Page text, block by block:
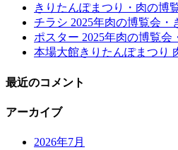
きりたんぽまつり・肉の博
チラシ 2025年肉の博覧会
ポスター 2025年肉の博覧
本場大館きりたんぽまつり
最近のコメント
アーカイブ
2026年7月